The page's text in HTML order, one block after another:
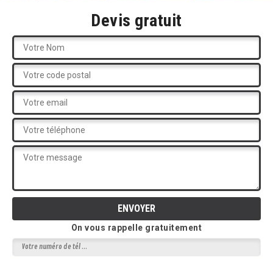
Devis gratuit
On vous rappelle gratuitement